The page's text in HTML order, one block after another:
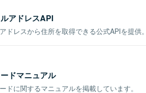
アドレスAPI
ドレスから住所を取得できる公式APIを提供。
ドマニュアル
ドに関するマニュアルを掲載しています。